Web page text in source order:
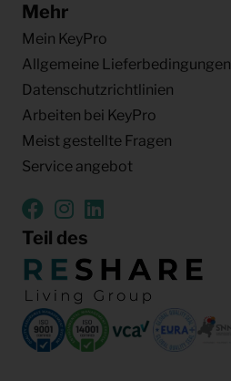
Mehr
Mein KeyPro
Allgemeine Lieferbedingungen
Datenschutzrichtlinien
Arbeiten bei KeyPro
Meist gestellte Fragen
Service angebot
Teil des